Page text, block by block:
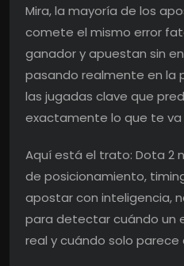
Mira, la mayoría de los
comete el mismo error
ganador y apuestan sin
pasando realmente en la
las jugadas clave que
exactamente lo que te va
Aquí está el trato: Dota 2
de posicionamiento,
apostar con inteligencia,
para detectar cuándo un
real y cuándo solo parece